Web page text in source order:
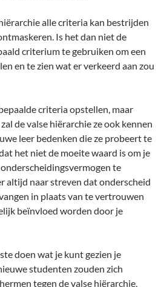
alle criteria kan bestrijden
Is het dan niet de
criterium te gebruiken om een
en te zien wat er verkeerd aan zou
criteria opstellen, maar
de valse hiërarchie ze ook kennen
leer bedenken die ze probeert te
het niet de moeite waard is om je
te
altijd naar streven dat onderscheid
in plaats van te vertrouwen
beïnvloed worden door je
doen wat je kunt gezien je
studenten zouden zich
tegen de valse hiërarchie,